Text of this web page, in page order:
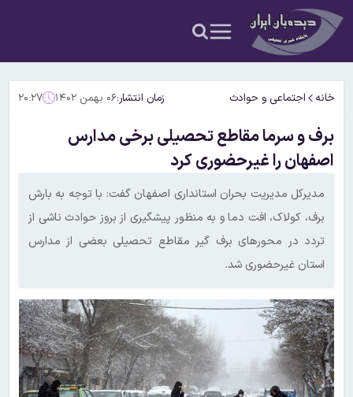
خانه اجتماعی و حوادث زمان انتشار:۰۶ بهمن ۱۴۰۲ ۲۰:۲۷
برف و سرما مقاطع تحصیلی برخی مدارس
اصفهان را غیرحضوری کرد
مدیرکل مدیریت بحران استانداری اصفهان گفت: با توجه به بارش
برف، کولاک، افت دما و به منظور پیشگیری از بروز حوادث ناشی از
تردد در محورهای برف گیر مقاطع تحصیلی بعضی از مدارس
استان غیرحضوری شد.